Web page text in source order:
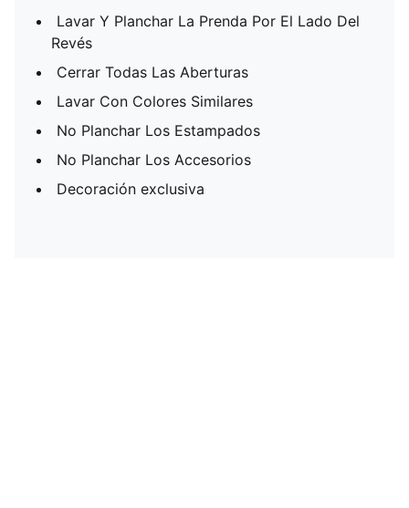
Lavar Y Planchar La Prenda Por El Lado Del
Revés
Cerrar Todas Las Aberturas
Lavar Con Colores Similares
No Planchar Los Estampados
No Planchar Los Accesorios
Decoración exclusiva